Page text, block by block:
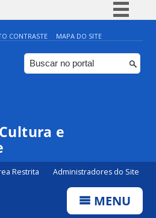
Simplifique!
Comunica BR
Participe
CONTRASTE MAPA DO SITE
e
Restrita Administradores do Site
MENU